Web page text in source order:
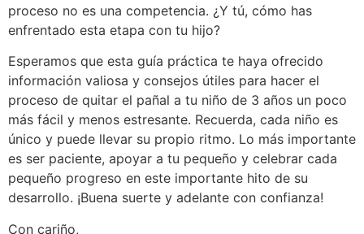
proceso no es una competencia. ¿Y tú, cómo has
enfrentado esta etapa con tu hijo?
Esperamos que esta guía práctica te haya ofrecido
información valiosa y consejos útiles para hacer el
proceso de quitar el pañal a tu niño de 3 años un poco
más fácil y menos estresante. Recuerda, cada niño es
único y puede llevar su propio ritmo. Lo más importante
es ser paciente, apoyar a tu pequeño y celebrar cada
pequeño progreso en este importante hito de su
desarrollo. ¡Buena suerte y adelante con confianza!
Con cariño,